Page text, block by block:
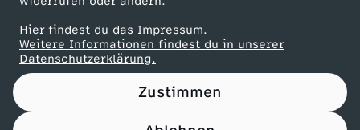
Hier findest du das Impressum.
Weitere Informationen findest du in unserer
Datenschutzerklärung.
Zustimmen
e
r
Partner